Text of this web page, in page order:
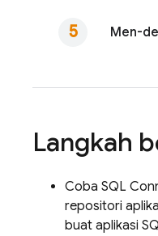
Men-
Langkah
Coba SQL
repositori
buat aplikasi